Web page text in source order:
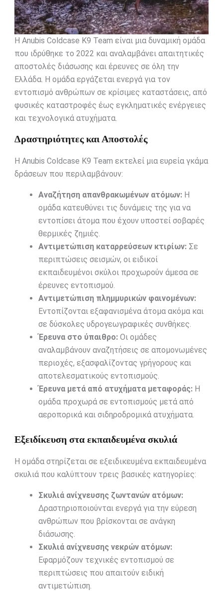
Η Anubis Coldcase K9 Team είναι μια δυναμική ομάδα
που ιδρύθηκε το 2022 και αναλαμβάνει απαιτητικές
αποστολές διάσωσης και έρευνες σε όλη την
Ελλάδα. Η ομάδα εργάζεται ενεργά για τον
εντοπισμό ανθρώπων σε κρίσιμες καταστάσεις, από
φυσικές καταστροφές έως εγκληματικές ενέργειες
και τεχνολογικά ατυχήματα.
Δραστηριότητες και Αποστολές
Η Anubis Coldcase K9 Team εκτελεί μια ευρεία γκάμα
δράσεων που περιλαμβάνουν:
Αναζήτηση απανθρακωμένων ατόμων:Η
ομάδα κατευθύνει τις δυνάμεις της για να
εντοπίσει άτομα που έχουν υποστεί σοβαρές
θερμικές ζημιές.
Αντιμετώπιση καταρρεύσεων κτιρίων:Σε
περιπτώσεις σεισμών, οι ειδικοί
εκπαιδευμένοι σκύλοι προχωρούν άμεσα σε
έρευνες εντοπισμού.
Αντιμετώπιση πλημμυρικών φαινομένων:
Εντοπίζονται εξαφανισμένα άτομα ακόμα και
σε δύσκολες υδρογεωγραφικές συνθήκες.
Έρευνα στο ύπαιθρο:Οι ομάδες
αναλαμβάνουν αναζητήσεις σε απομονωμένες
περιοχές, εξασφαλίζοντας γρήγορους και
αποτελεσματικούς εντοπισμούς.
Έρευνα μετά από ατυχήματα μεταφοράς:Η
ομάδα προχωρά σε εντοπισμούς μετά από
αεροπορικά και σιδηροδρομικά ατυχήματα.
Εξειδίκευση στα εκπαιδευμένα σκυλιά
Η ομάδα στηρίζεται σε εξειδικευμένα εκπαιδευμένα
σκυλιά που καλύπτουν τρεις βασικές κατηγορίες:
Σκυλιά ανίχνευσης ζωντανών ατόμων:
Δραστηριοποιούνται ενεργά για την εύρεση
ανθρώπων που βρίσκονται σε ανάγκη
διάσωσης.
Σκυλιά ανίχνευσης νεκρών ατόμων:
Εφαρμόζουν τεχνικές εντοπισμού σε
περιπτώσεις που απαιτούν ειδική
αντιμετώπιση.